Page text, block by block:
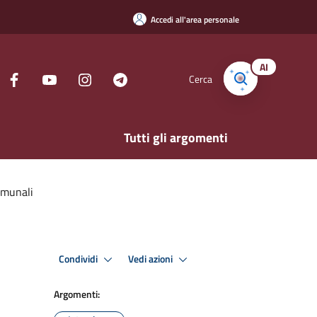
Accedi all'area personale
Cerca
AI
Tutti gli argomenti
Condividi Vedi azioni
Argomenti: